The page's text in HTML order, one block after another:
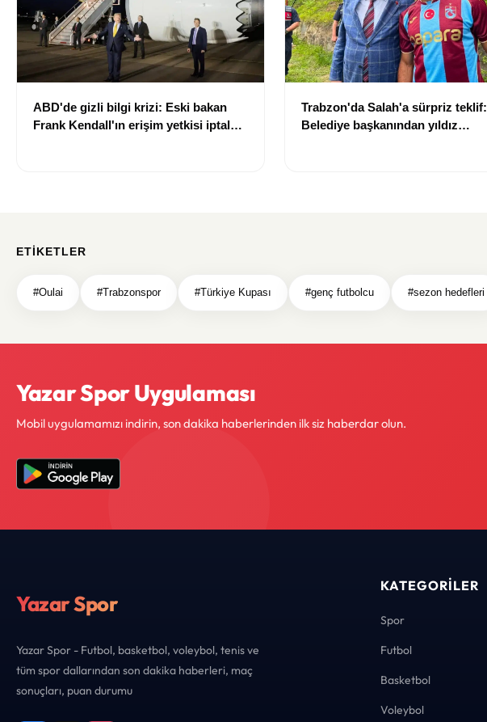
ABD'de gizli bilgi krizi: Eski bakan
Frank Kendall'ın erişim yetkisi iptal
Trabzon'da Salah'a sürpriz teklif:
Belediye başkanından yıldız
ETIKETLER
#Oulai #Trabzonspor #Türkiye Kupası #genç futbolcu #sezon hedefleri
Yazar Spor Uygulaması
Mobil uygulamamızı indirin, son dakika haberlerinden ilk siz haberdar olun.
Yazar Spor
Yazar Spor - Futbol, basketbol, voleybol, tenis ve
tüm spor dallarından son dakika haberleri, maç
sonuçları, puan durumu
KATEGORILER
Spor
Futbol
Basketbol
Voleybol